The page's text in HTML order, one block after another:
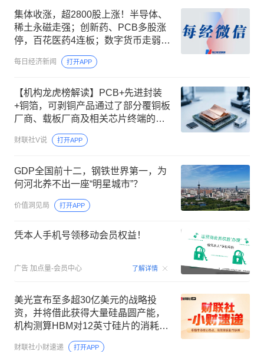
集体收涨，超2800股上涨！半导体、
稀土永磁走强；创新药、PCB多股涨
停，百花医药4连板；数字货币走弱｜
每日经济新闻 打开APP
【机构龙虎榜解读】PCB+先进封装
+铜箔，可剥铜产品通过了部分覆铜板
厂商、载板厂商及相关芯片终端的认
证，持续获得小批量订单，主要应用
场景包括芯片封装光模块用PCB，机
财联社V说 打开APP
GDP全国前十二，钢铁世界第一，为
何河北养不出一座“明星城市”？
价值洞见局 打开APP
凭本人手机号领移动会员权益！
广告 加点量-会员中心 了解详情 00:15
美光宣布至多超30亿美元的战略投
资，并将借此获得大量硅晶圆产能，
机构测算HBM对12英寸硅片的消耗是
主流DRAM的3倍
财联社小财速递 打开APP